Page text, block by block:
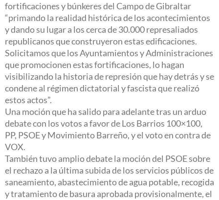
fortificaciones y búnkeres del Campo de Gibraltar
“primando la realidad histórica de los acontecimientos
y dando su lugar a los cerca de 30.000 represaliados
republicanos que construyeron estas edificaciones.
Solicitamos que los Ayuntamientos y Administraciones
que promocionen estas fortificaciones, lo hagan
visibilizando la historia de represión que hay detrás y se
condene al régimen dictatorial y fascista que realizó
estos actos”.
Una moción que ha salido para adelante tras un arduo
debate con los votos a favor de Los Barrios 100×100,
PP, PSOE y Movimiento Barreño, y el voto en contra de
VOX.
También tuvo amplio debate la moción del PSOE sobre
el rechazo a la última subida de los servicios públicos de
saneamiento, abastecimiento de agua potable, recogida
y tratamiento de basura aprobada provisionalmente, el